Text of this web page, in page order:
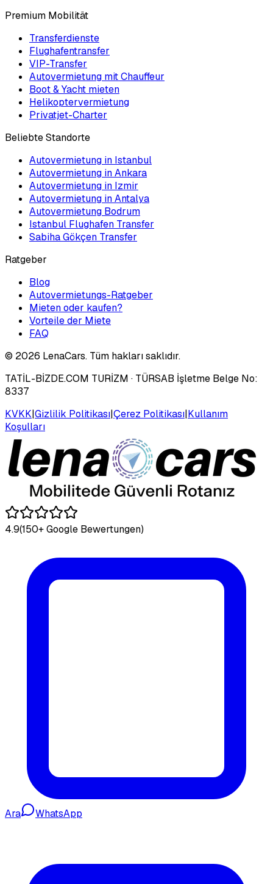
Premium Mobilität
Transferdienste
Flughafentransfer
VIP-Transfer
Autovermietung mit Chauffeur
Boot & Yacht mieten
Helikoptervermietung
Privatjet-Charter
Beliebte Standorte
Autovermietung in Istanbul
Autovermietung in Ankara
Autovermietung in Izmir
Autovermietung in Antalya
Autovermietung Bodrum
Istanbul Flughafen Transfer
Sabiha Gökçen Transfer
Ratgeber
Blog
Autovermietungs-Ratgeber
Mieten oder kaufen?
Vorteile der Miete
FAQ
© 2026 LenaCars. Tüm hakları saklıdır.
TATİL-BİZDE.COM TURİZM · TÜRSAB İşletme Belge No:
8337
KVKK|Gizlilik Politikası|Çerez Politikası|Kullanım
Koşulları
4.9(150+ Google Bewertungen)
Ara WhatsApp